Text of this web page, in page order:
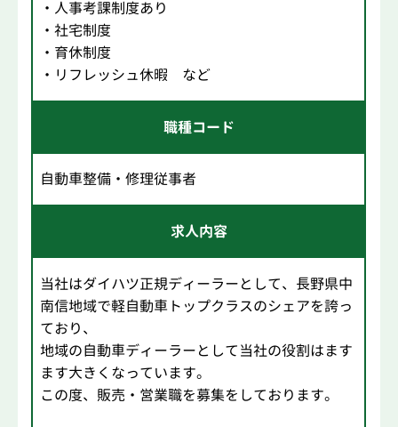
・人事考課制度あり
・社宅制度
・育休制度
・リフレッシュ休暇 など
職種コード
自動車整備・修理従事者
求人内容
当社はダイハツ正規ディーラーとして、長野県中
南信地域で軽自動車トップクラスのシェアを誇っ
ており、
地域の自動車ディーラーとして当社の役割はます
ます大きくなっています。
この度、販売・営業職を募集をしております。